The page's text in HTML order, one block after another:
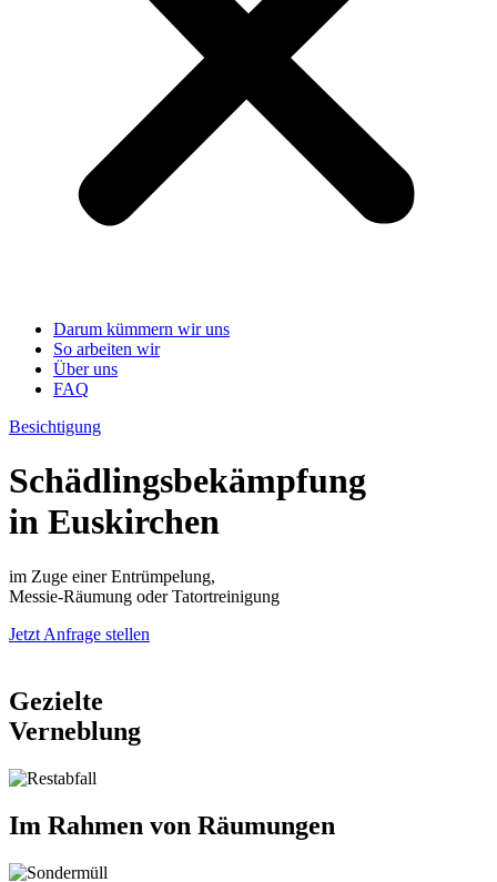
Darum kümmern wir uns
So arbeiten wir
Über uns
FAQ
Besichtigung
Schädlingsbekämpfung
in Euskirchen
im Zuge einer Entrümpelung,
Messie-Räumung oder Tatortreinigung
Jetzt Anfrage stellen
Gezielte
Verneblung
Im Rahmen von Räumungen